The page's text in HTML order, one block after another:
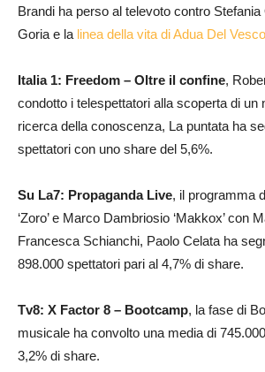
Brandi ha perso al televoto contro
Goria e la linea della vita di Adua Del Vesco
Italia 1: Freedom – Oltre il confine,
condotto i telespettatori alla scoperta di un
ricerca della conoscenza, La puntata ha
spettatori con uno share del 5,6%.
Su La7: Propaganda Live, il programma
‘Zoro’ e Marco Dambriosio ‘Makkox’ con
Francesca Schianchi, Paolo Celata ha
898.000 spettatori pari al 4,7% di share.
Tv8: X Factor 8 – Bootcamp, la fase di
musicale ha convolto una media di
3,2% di share.